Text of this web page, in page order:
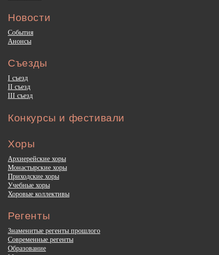
Новости
События
Анонсы
Съезды
I съезд
II съезд
III съезд
Конкурсы и фестивали
Хоры
Архиерейские хоры
Монастырские хоры
Приходские хоры
Учебные хоры
Хоровые коллективы
Регенты
Знаменитые регенты прошлого
Современные регенты
Образование